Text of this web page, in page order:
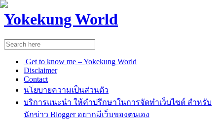
Yokekung World
Get to know me – Yokekung World
Disclaimer
Contact
นโยบายความเป็นส่วนตัว
บริการแนะนำ ให้คำปรึกษาในการจัดทำเว็บไซต์ สำหรับ
นักข่าว Blogger อยากมีเว็บของตนเอง